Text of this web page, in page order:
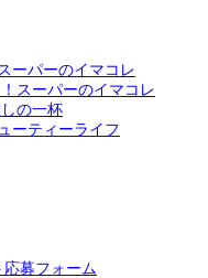
ーパーのイマコレ
スーパーのイマコレ
の一杯
ーティーライフ
応募フォーム